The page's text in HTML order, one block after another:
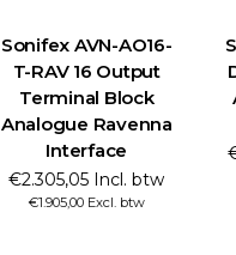
Sonifex AVN-AO16-
T-RAV 16 Output
Terminal Block
Analogue Ravenna
Interface
€2.305,05 Incl. btw
€1.905,00 Excl. btw